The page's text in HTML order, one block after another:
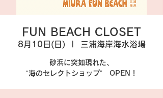
FUN BEACH CLOSET
8月10日(日) 三浦海岸海水浴場
砂浜に突如現れた、
“海のセレクトショップ” OPEN！